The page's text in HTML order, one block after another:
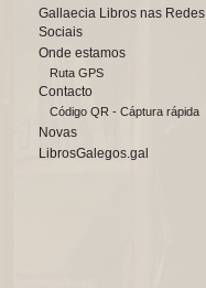
Gallaecia Libros nas Redes
Sociais
Onde estamos
Ruta GPS
Contacto
Código QR - Cáptura rápida
Novas
LibrosGalegos.gal